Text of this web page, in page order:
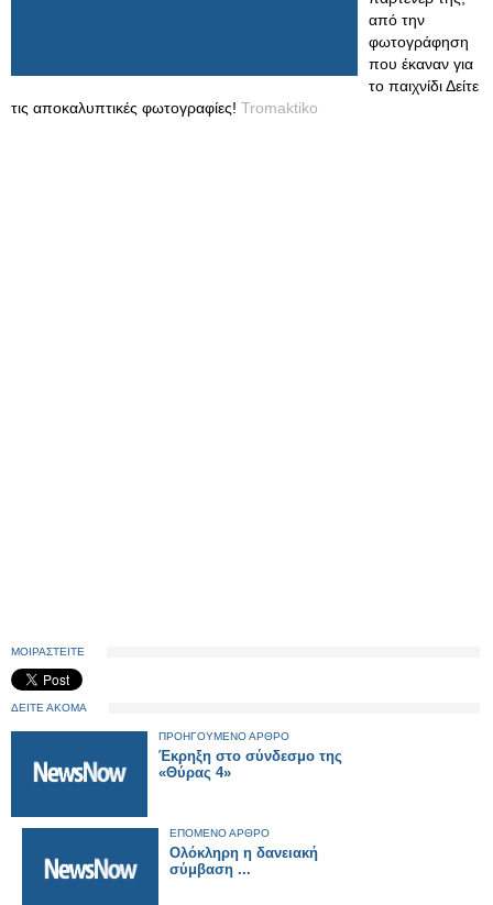
από την
φωτογράφηση
που έκαναν για
το παιχνίδι Δείτε
τις αποκαλυπτικές φωτογραφίες! Tromaktiko
ΜΟΙΡΑΣΤΕΙΤΕ
ΔΕΙΤΕ ΑΚΟΜΑ
ΠΡΟΗΓΟΥΜΕΝΟ ΑΡΘΡΟ
Έκρηξη στο σύνδεσμο της
«Θύρας 4»
ΕΠΟΜΕΝΟ ΑΡΘΡΟ
Ολόκληρη η δανειακή
σύμβαση ...